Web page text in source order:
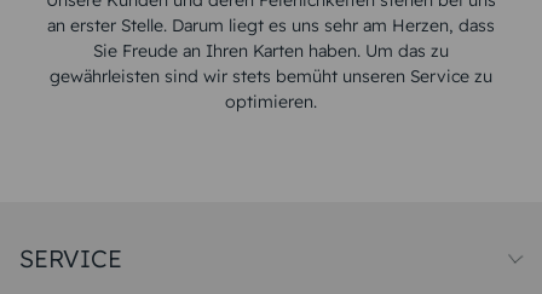
Unsere Kunden und deren Feierlichkeiten stehen bei uns
an erster Stelle. Darum liegt es uns sehr am Herzen, dass
Sie Freude an Ihren Karten haben. Um das zu
gewährleisten sind wir stets bemüht unseren Service zu
SERVICE